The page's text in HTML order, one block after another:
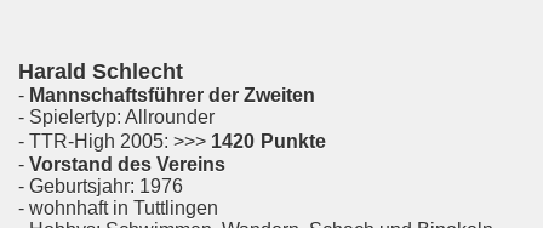
Harald Schlecht
- Mannschaftsführer der Zweiten
- Spielertyp: Allrounder
- TTR-High 2005: >>> 1420 Punkte
- Vorstand des Vereins
- Geburtsjahr: 1976
- wohnhaft in Tuttlingen